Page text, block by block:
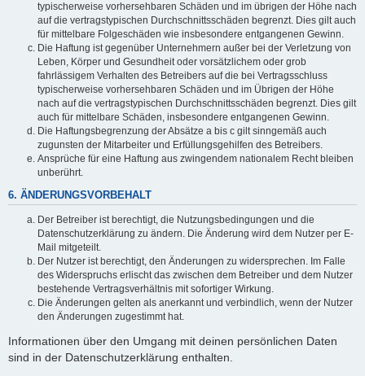
typischerweise vorhersehbaren Schäden und im übrigen der Höhe nach
auf die vertragstypischen Durchschnittsschäden begrenzt. Dies gilt auch
für mittelbare Folgeschäden wie insbesondere entgangenen Gewinn.
Die Haftung ist gegenüber Unternehmern außer bei der Verletzung von
Leben, Körper und Gesundheit oder vorsätzlichem oder grob
fahrlässigem Verhalten des Betreibers auf die bei Vertragsschluss
typischerweise vorhersehbaren Schäden und im Übrigen der Höhe
nach auf die vertragstypischen Durchschnittsschäden begrenzt. Dies gilt
auch für mittelbare Schäden, insbesondere entgangenen Gewinn.
Die Haftungsbegrenzung der Absätze a bis c gilt sinngemäß auch
zugunsten der Mitarbeiter und Erfüllungsgehilfen des Betreibers.
Ansprüche für eine Haftung aus zwingendem nationalem Recht bleiben
unberührt.
6. ÄNDERUNGSVORBEHALT
Der Betreiber ist berechtigt, die Nutzungsbedingungen und die
Datenschutzerklärung zu ändern. Die Änderung wird dem Nutzer per E-
Mail mitgeteilt.
Der Nutzer ist berechtigt, den Änderungen zu widersprechen. Im Falle
des Widerspruchs erlischt das zwischen dem Betreiber und dem Nutzer
bestehende Vertragsverhältnis mit sofortiger Wirkung.
Die Änderungen gelten als anerkannt und verbindlich, wenn der Nutzer
den Änderungen zugestimmt hat.
Informationen über den Umgang mit deinen persönlichen Daten
sind in der Datenschutzerklärung enthalten.